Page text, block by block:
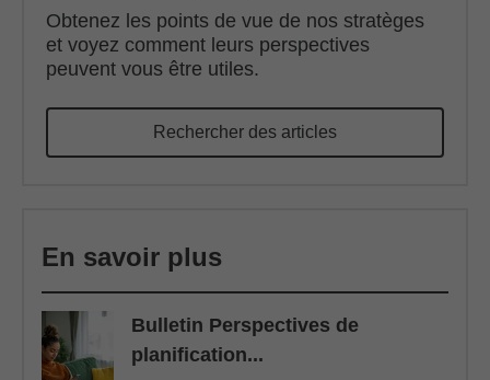
Obtenez les points de vue de nos stratèges
et voyez comment leurs perspectives
peuvent vous être utiles.
Rechercher des articles
En savoir plus
Bulletin Perspectives de
planification...